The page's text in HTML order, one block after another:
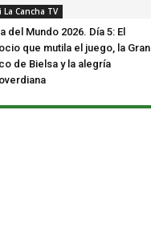
La Cancha TV
del Mundo 2026. Día 5: El
que mutila el juego, la Gran
de Bielsa y la alegría